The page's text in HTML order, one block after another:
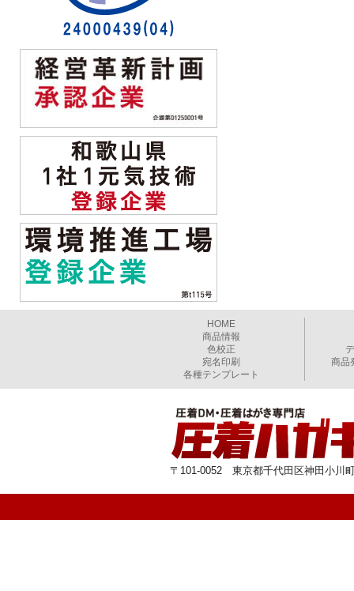
HOME
商品情報
色校正
宛名印刷
各種テンプレート
商品
〒101-0052 東京都千代田区神田小川